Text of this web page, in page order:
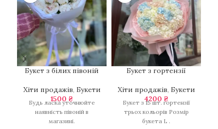
Букет з білих півоній
Хіти продажів, Букети
1500 ₴
Будь ласка уточнюйте
наявність півоній в
магазині.
Букет з гортензії
Хіти продажів, Букети
4200 ₴
Букет з 15 шт. гортензії
трьох кольорів Розмір
букета L .